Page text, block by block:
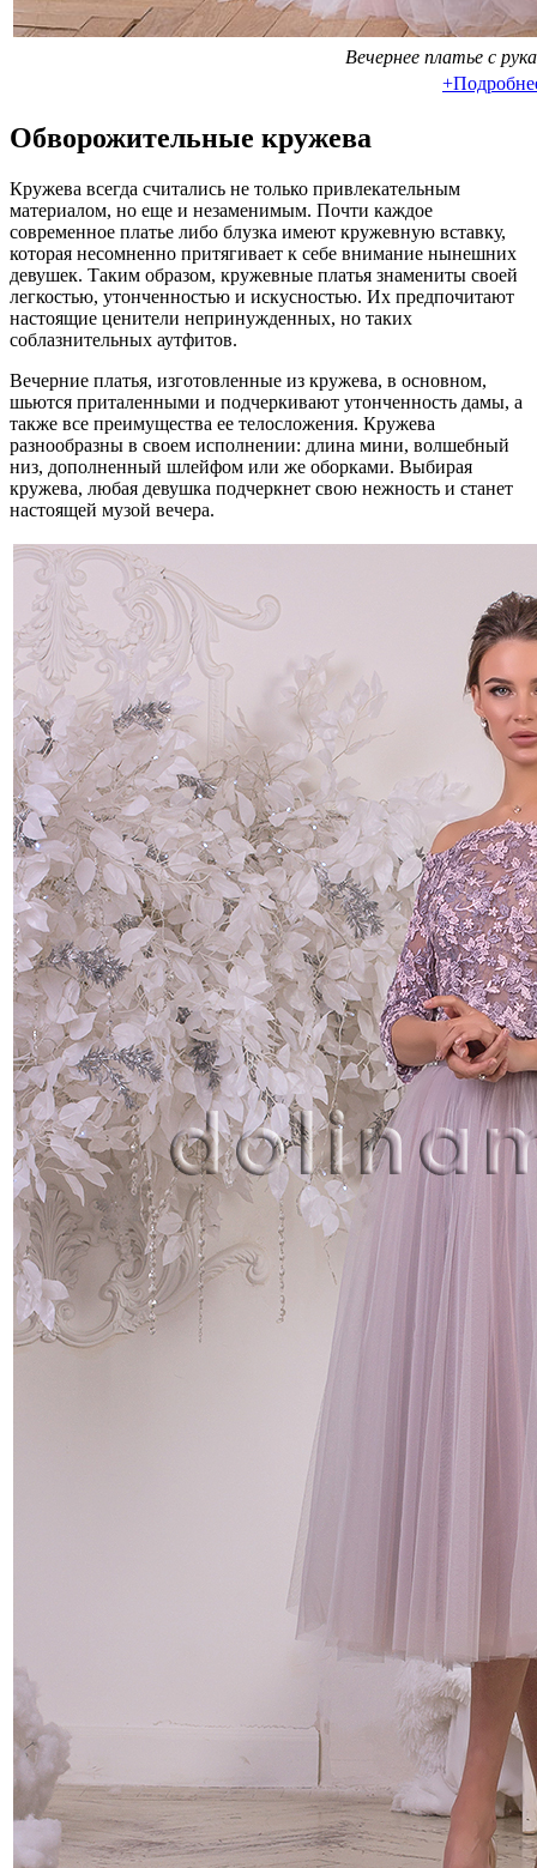
Вечернее платье с
Обворожительные кружева
Кружева всегда считались не только привлекательным
материалом, но еще и незаменимым. Почти каждое
современное платье либо блузка имеют кружевную вставку,
которая несомненно притягивает к себе внимание нынешних
девушек. Таким образом, кружевные платья знамениты своей
легкостью, утонченностью и искусностью. Их предпочитают
настоящие ценители непринужденных, но таких
соблазнительных аутфитов.
Вечерние платья, изготовленные из кружева, в основном,
шьются приталенными и подчеркивают утонченность дамы, а
также все преимущества ее телосложения. Кружева
разнообразны в своем исполнении: длина мини, волшебный
низ, дополненный шлейфом или же оборками. Выбирая
кружева, любая девушка подчеркнет свою нежность и станет
настоящей музой вечера.